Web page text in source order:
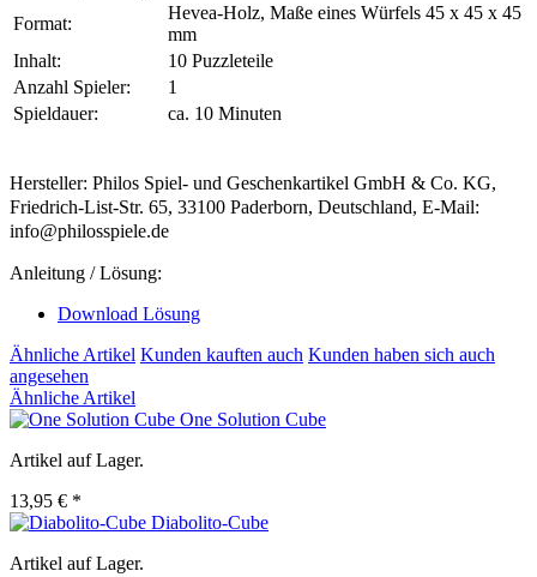
Format:
Hevea-Holz, Maße eines Würfels 45 x 45 x 45
mm
Inhalt:
10 Puzzleteile
Anzahl Spieler:
1
Spieldauer:
ca. 10 Minuten
Hersteller: Philos Spiel- und Geschenkartikel GmbH & Co. KG,
Friedrich-List-Str. 65, 33100 Paderborn, Deutschland, E-Mail:
info@philosspiele.de
Anleitung / Lösung:
Download Lösung
Ähnliche Artikel Kunden kauften auch Kunden haben sich auch
angesehen
Ähnliche Artikel
One Solution Cube
Artikel auf Lager.
13,95 € *
Diabolito-Cube
Artikel auf Lager.